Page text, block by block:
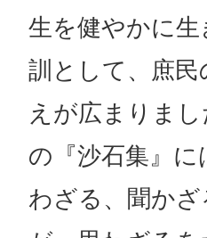
生を健やかに
訓として、庶
えが広まりま
の『沙石集』
わざる、聞か